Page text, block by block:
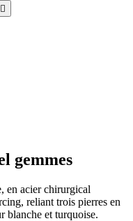

gemmes
en acier chirurgical
reliant trois pierres en
blanche et turquoise.